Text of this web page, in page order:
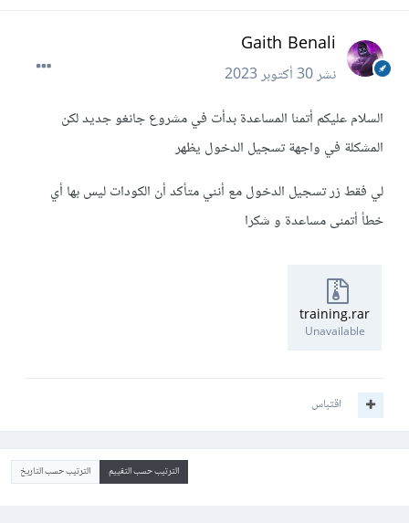
Gaith Benali
نشر30 أكتوبر 2023
السلام عليكم أتمنا المساعدة بدأت في مشروع جانغو جديد لكن
المشكلة في واجهة تسجيل الدخول يظهر
لي فقط زر تسجيل الدخول مع أنني متأكد أن الكودات ليس بها أي
خطأ أتمنى مساعدة و شكرا
training.rar
Unavailable
اقتباس
الترتيب حسب التقييم الترتيب حسب التاريخ